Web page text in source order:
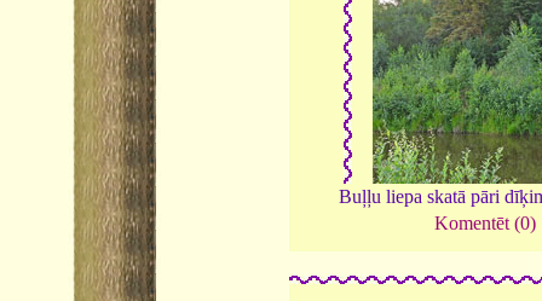
Buļļu liepa skatā pāri
Komentēt (0)